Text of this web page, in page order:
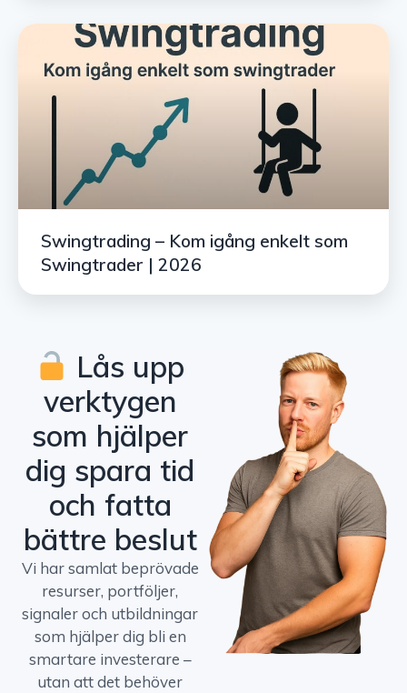
Swingtrading – Kom igång enkelt som
Swingtrader | 2026
Lås upp
verktygen
som hjälper
dig spara tid
och fatta
bättre beslut
Vi har samlat beprövade
resurser, portföljer,
signaler och utbildningar
som hjälper dig bli en
smartare investerare –
utan att det behöver